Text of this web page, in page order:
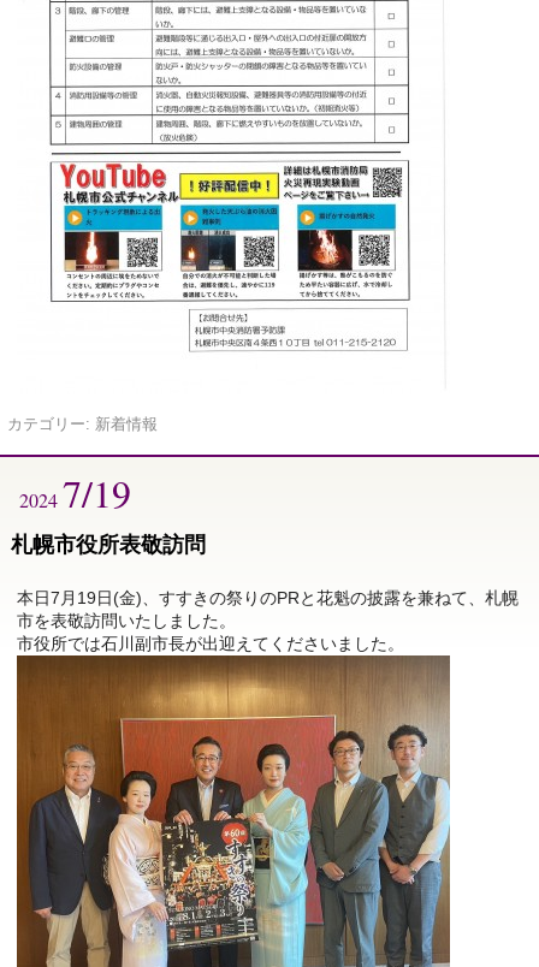
カテゴリー: 新着情報
20247/19
札幌市役所表敬訪問
本日7月19日(金)、すすきの祭りのPRと花魁の披露を兼ねて、札幌
市を表敬訪問いたしました。
市役所では石川副市長が出迎えてくださいました。